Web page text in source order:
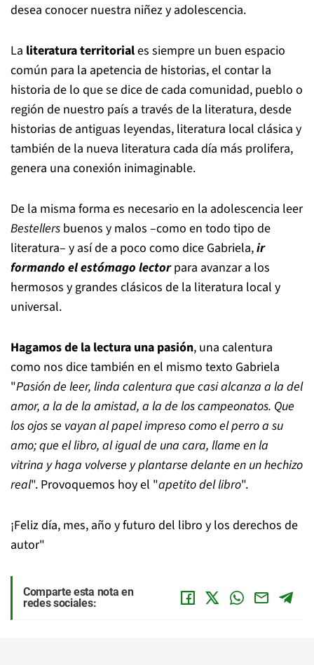
desea conocer nuestra niñez y adolescencia.
La literatura territoriales siempre un buen espacio
común para la apetencia de historias, el contar la
historia de lo que se dice de cada comunidad, pueblo o
región de nuestro país a través de la literatura, desde
historias de antiguas leyendas, literatura local clásica y
también de la nueva literatura cada día más prolifera,
genera una conexión inimaginable.
De la misma forma es necesario en la adolescencia leer
Bestellers buenos y malos –como en todo tipo de
literatura– y así de a poco como dice Gabriela,ir
formando el estómago lectorpara avanzar a los
hermosos y grandes clásicos de la literatura local y
universal.
Hagamos de la lectura una pasión, una calentura
como nos dice también en el mismo texto Gabriela
"Pasión de leer, linda calentura que casi alcanza a la del
amor, a la de la amistad, a la de los campeonatos. Que
los ojos se vayan al papel impreso como el perro a su
amo; que el libro, al igual de una cara, llame en la
vitrina y haga volverse y plantarse delante en un hechizo
real". Provoquemos hoy el "apetito del libro".
¡Feliz día, mes, año y futuro del libro y los derechos de
autor"
Comparte esta nota en
redes sociales: